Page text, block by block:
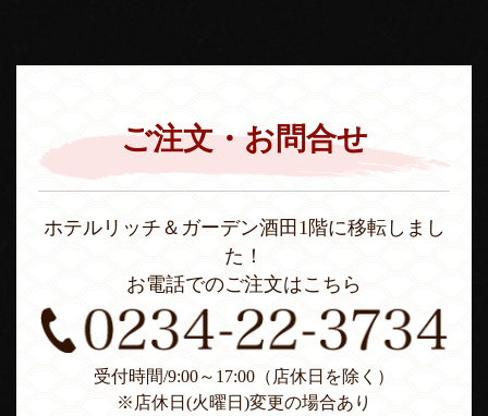
ご注文・お問合せ
ホテルリッチ＆ガーデン酒田1階に移転しまし
た！
お電話でのご注文はこちら
受付時間/9:00～17:00（店休日を除く）
※店休日(火曜日)変更の場合あり